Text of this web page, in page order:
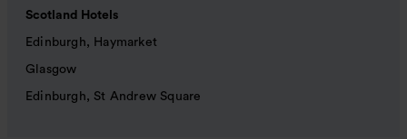
Scotland Hotels
Edinburgh, Haymarket
Glasgow
Edinburgh, St Andrew Square